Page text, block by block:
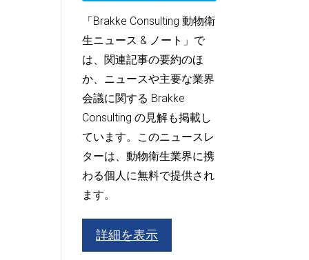
「Brakke Consulting 動物衛
生ニュース & ノート」で
は、関連記事の要約のほ
か、ニュースや主要な業界
会議に関する Brakke
Consulting の見解も掲載し
ています。このニュースレ
ターは、動物衛生業界に携
わる個人に無料で提供され
ます。
詳細を表示